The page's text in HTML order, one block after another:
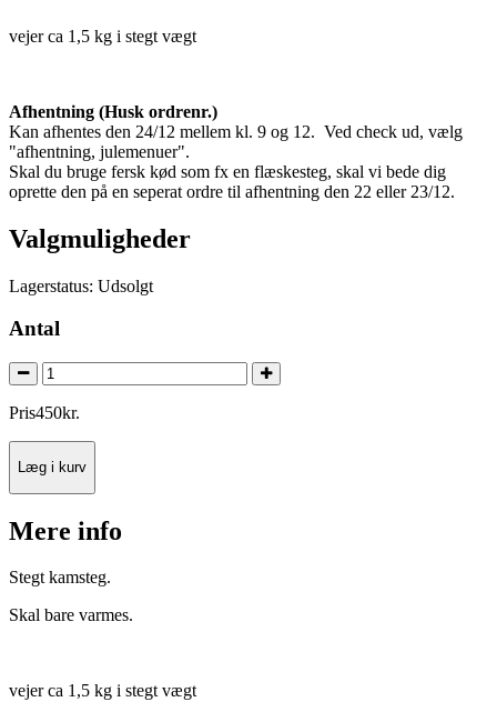
vejer ca 1,5 kg i stegt vægt
Afhentning (Husk ordrenr.)
Kan afhentes den 24/12 mellem kl. 9 og 12. Ved check ud, vælg
"afhentning, julemenuer".
Skal du bruge fersk kød som fx en flæskesteg, skal vi bede dig
oprette den på en seperat ordre til afhentning den 22 eller 23/12.
Valgmuligheder
Lagerstatus: Udsolgt
Antal
Pris450kr.
Læg i kurv
Mere info
Stegt kamsteg.
Skal bare varmes.
vejer ca 1,5 kg i stegt vægt